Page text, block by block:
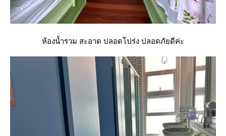
ห้องน้ำรวม สะอาด ปลอดโปร่ง ปลอดภัยดีค่ะ